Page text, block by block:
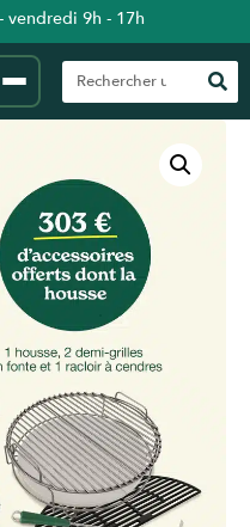
vendredi 9h - 17h